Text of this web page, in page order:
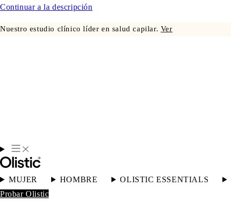
Continuar a la descripción
Nuestro estudio clínico líder en salud capilar. Ver
MUJER HOMBRE OLISTIC ESSENTIALS
Probar Olistic